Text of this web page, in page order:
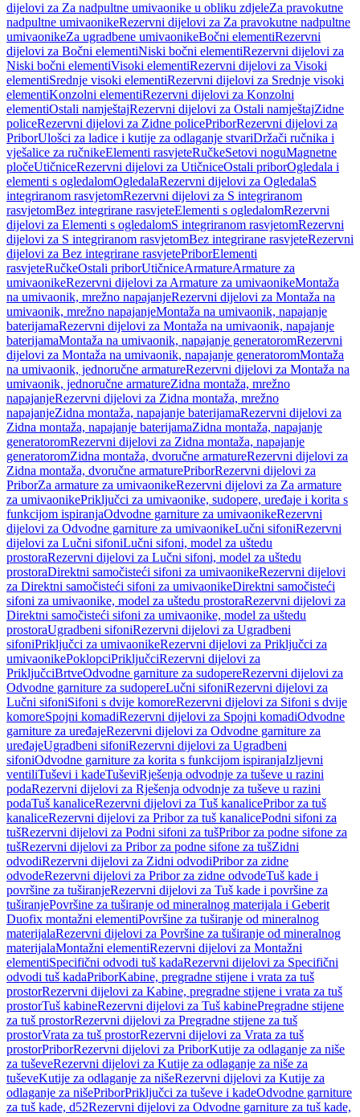
dijelovi za Za nadpultne umivaonike u obliku zdjeleZa pravokutne
nadpultne umivaonikeRezervni dijelovi za Za pravokutne nadpultne
umivaonikeZa ugradbene umivaonikeBočni elementiRezervni
dijelovi za Bočni elementiNiski bočni elementiRezervni dijelovi za
Niski bočni elementiVisoki elementiRezervni dijelovi za Visoki
elementiSrednje visoki elementiRezervni dijelovi za Srednje visoki
elementiKonzolni elementiRezervni dijelovi za Konzolni
elementiOstali namještajRezervni dijelovi za Ostali namještajZidne
policeRezervni dijelovi za Zidne policePriborRezervni dijelovi za
PriborUlošci za ladice i kutije za odlaganje stvariDržači ručnika i
vješalice za ručnikeElementi rasvjeteRučkeSetovi noguMagnetne
pločeUtičniceRezervni dijelovi za UtičniceOstali priborOgledala i
elementi s ogledalomOgledalaRezervni dijelovi za OgledalaS
integriranom rasvjetomRezervni dijelovi za S integriranom
rasvjetomBez integrirane rasvjeteElementi s ogledalomRezervni
dijelovi za Elementi s ogledalomS integriranom rasvjetomRezervni
dijelovi za S integriranom rasvjetomBez integrirane rasvjeteRezervni
dijelovi za Bez integrirane rasvjetePriborElementi
rasvjeteRučkeOstali priborUtičniceArmatureArmature za
umivaonikeRezervni dijelovi za Armature za umivaonikeMontaža
na umivaonik, mrežno napajanjeRezervni dijelovi za Montaža na
umivaonik, mrežno napajanjeMontaža na umivaonik, napajanje
baterijamaRezervni dijelovi za Montaža na umivaonik, napajanje
baterijamaMontaža na umivaonik, napajanje generatoromRezervni
dijelovi za Montaža na umivaonik, napajanje generatoromMontaža
na umivaonik, jednoručne armatureRezervni dijelovi za Montaža na
umivaonik, jednoručne armatureZidna montaža, mrežno
napajanjeRezervni dijelovi za Zidna montaža, mrežno
napajanjeZidna montaža, napajanje baterijamaRezervni dijelovi za
Zidna montaža, napajanje baterijamaZidna montaža, napajanje
generatoromRezervni dijelovi za Zidna montaža, napajanje
generatoromZidna montaža, dvoručne armatureRezervni dijelovi za
Zidna montaža, dvoručne armaturePriborRezervni dijelovi za
PriborZa armature za umivaonikeRezervni dijelovi za Za armature
za umivaonikePriključci za umivaonike, sudopere, uređaje i korita s
funkcijom ispiranjaOdvodne garniture za umivaonikeRezervni
dijelovi za Odvodne garniture za umivaonikeLučni sifoniRezervni
dijelovi za Lučni sifoniLučni sifoni, model za uštedu
prostoraRezervni dijelovi za Lučni sifoni, model za uštedu
prostoraDirektni samočisteći sifoni za umivaonikeRezervni dijelovi
za Direktni samočisteći sifoni za umivaonikeDirektni samočisteći
sifoni za umivaonike, model za uštedu prostoraRezervni dijelovi za
Direktni samočisteći sifoni za umivaonike, model za uštedu
prostoraUgradbeni sifoniRezervni dijelovi za Ugradbeni
sifoniPriključci za umivaonikeRezervni dijelovi za Priključci za
umivaonikePoklopciPriključciRezervni dijelovi za
PriključciBrtveOdvodne garniture za sudopereRezervni dijelovi za
Odvodne garniture za sudopereLučni sifoniRezervni dijelovi za
Lučni sifoniSifoni s dvije komoreRezervni dijelovi za Sifoni s dvije
komoreSpojni komadiRezervni dijelovi za Spojni komadiOdvodne
garniture za uređajeRezervni dijelovi za Odvodne garniture za
uređajeUgradbeni sifoniRezervni dijelovi za Ugradbeni
sifoniOdvodne garniture za korita s funkcijom ispiranjaIzljevni
ventiliTuševi i kadeTuševiRješenja odvodnje za tuševe u razini
podaRezervni dijelovi za Rješenja odvodnje za tuševe u razini
podaTuš kanaliceRezervni dijelovi za Tuš kanalicePribor za tuš
kanaliceRezervni dijelovi za Pribor za tuš kanalicePodni sifoni za
tušRezervni dijelovi za Podni sifoni za tušPribor za podne sifone za
tušRezervni dijelovi za Pribor za podne sifone za tušZidni
odvodiRezervni dijelovi za Zidni odvodiPribor za zidne
odvodeRezervni dijelovi za Pribor za zidne odvodeTuš kade i
površine za tuširanjeRezervni dijelovi za Tuš kade i površine za
tuširanjePovršine za tuširanje od mineralnog materijala i Geberit
Duofix montažni elementiPovršine za tuširanje od mineralnog
materijalaRezervni dijelovi za Površine za tuširanje od mineralnog
materijalaMontažni elementiRezervni dijelovi za Montažni
elementiSpecifični odvodi tuš kadaRezervni dijelovi za Specifični
odvodi tuš kadaPriborKabine, pregradne stijene i vrata za tuš
prostorRezervni dijelovi za Kabine, pregradne stijene i vrata za tuš
prostorTuš kabineRezervni dijelovi za Tuš kabinePregradne stijene
za tuš prostorRezervni dijelovi za Pregradne stijene za tuš
prostorVrata za tuš prostorRezervni dijelovi za Vrata za tuš
prostorPriborRezervni dijelovi za PriborKutije za odlaganje za niše
za tuševeRezervni dijelovi za Kutije za odlaganje za niše za
tuševeKutije za odlaganje za nišeRezervni dijelovi za Kutije za
odlaganje za nišePriborPriključci za tuševe i kadeOdvodne garniture
za tuš kade, d52Rezervni dijelovi za Odvodne garniture za tuš kade,